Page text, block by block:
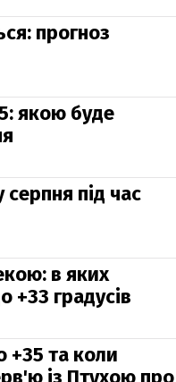
прогноз
якою буде
під час
в яких
+33 градусів
+35 та коли
із Птухою про